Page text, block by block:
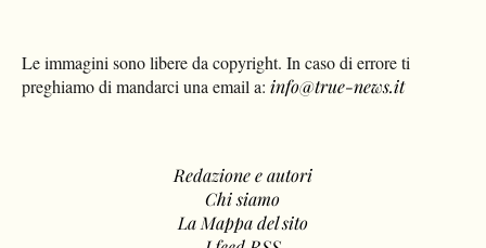
Le immagini sono libere da copyright. In caso di errore ti
preghiamo di mandarci una email a: info@true-news.it
Redazione e autori
Chi siamo
La Mappa del sito